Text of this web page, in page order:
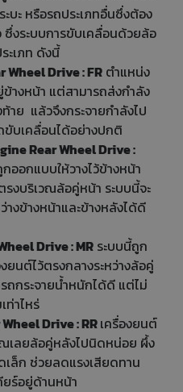
ะ หรือรถประเภทอื่นซึ่งต้อง
งระบบการขับเคลื่อนด้วยล้อ
ะเภท ดังนี้
Wheel Drive : FR ตำแหน่ง
างหน้า แต่สามารถส่งกำลัง
าย แล้วจึงกระจายกำลังไป
ขับเคลื่อนได้อย่างปกติ
Rear Wheel Drive :
ออกแบบให้วางไว้ข้างหน้า
รงบริเวณล้อคู่หน้า ระบบนี้จะ
งข้างหน้าและข้างหลังได้ดี
Drive : MR ระบบนี้ถูก
ยนต์ไว้ตรงกลางระหว่างล้อคู่
ถกระจายน้ำหนักได้ดี แต่ไม่
ท่าไหร่
Drive : RRเครื่องยนต์
เลยล้อคู่หลังไปนิดหน่อย ผึ้ง
เล็ก ช่วยลดแรงเสียดทาน
ร์อยู่ด้านหน้า